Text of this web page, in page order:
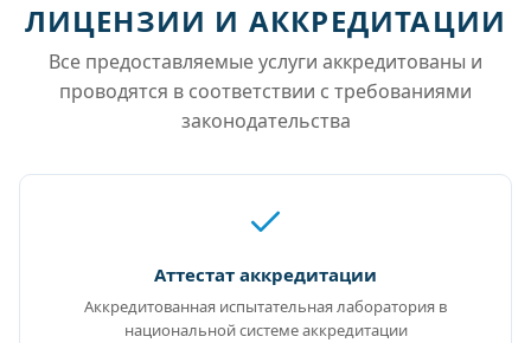
ЛИЦЕНЗИИ И АККРЕДИТАЦИИ
Все предоставляемые услуги аккредитованы и
проводятся в соответствии с требованиями
законодательства
Аттестат аккредитации
Аккредитованная испытательная лаборатория в
национальной системе аккредитации